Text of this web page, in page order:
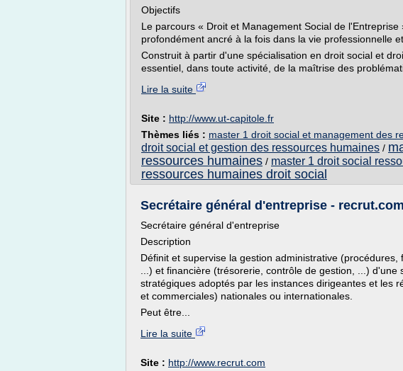
Objectifs
Le parcours « Droit et Management Social de
profondément ancré à la fois dans la vie professionnelle
Construit à partir d'une spécialisation en droit social et
essentiel, dans toute activité, de la maîtrise des
Lire la suite
Site : http://www.ut-capitole.fr
Thèmes liés : master 1 droit social et management des
droit social et gestion des ressources humaines /
ressources humaines / master 1 droit social
ressources humaines droit social
Secrétaire général d'entreprise - recrut.com
Secrétaire général d'entreprise
Description
Définit et supervise la gestion administrative (procédures,
...) et financière (trésorerie, contrôle de gestion, ...) d'une
stratégiques adoptés par les instances dirigeantes et les
et commerciales) nationales ou internationales.
Peut être...
Lire la suite
Site : http://www.recrut.com